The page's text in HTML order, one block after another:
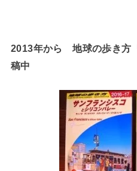
2013年から 地球の歩き方
稿中